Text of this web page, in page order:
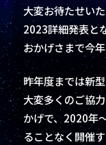
大変お待たせい
2023詳細発表と
おかげさまで今
昨年度までは新
大変多くのご協
かげで、2020年
ることなく開催